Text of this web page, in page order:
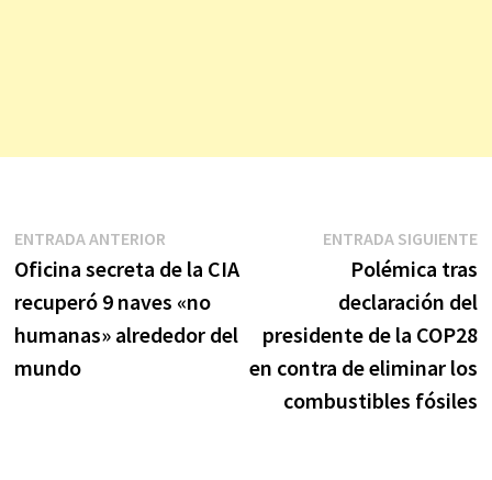
Navegación
de
entradas
ENTRADA ANTERIOREntrada
anterior:
Oficina secreta de la CIA
recuperó 9 naves «no
humanas» alrededor del
mundo
ENTRADA SIGUIENTE
Polémica tras
declaración del
presidente de la COP28
en contra de eliminar los
combustibles fósiles